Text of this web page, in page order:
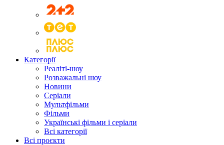
Категорії
Реаліті-шоу
Розважальні шоу
Новини
Серіали
Мультфільми
Фільми
Українські фільми і серіали
Всі категорії
Всі проєкти